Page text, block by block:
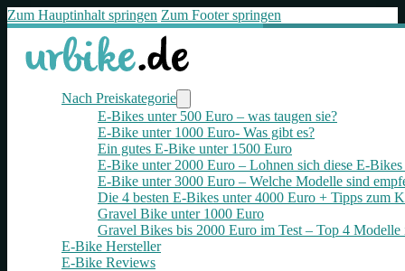
Zum Hauptinhalt springen Zum Footer springen
Nach Preiskategorie
E-Bikes unter 500 Euro – was taugen sie?
E-Bike unter 1000 Euro- Was gibt es?
Ein gutes E-Bike unter 1500 Euro
E-Bike unter 2000 Euro – Lohnen sich diese E-
E-Bike unter 3000 Euro – Welche Modelle sind
Die 4 besten E‑Bikes unter 4000 Euro + Tipps zum
Gravel Bike unter 1000 Euro
Gravel Bikes bis 2000 Euro im Test – Top 4 Modelle
E-Bike Hersteller
E-Bike Reviews